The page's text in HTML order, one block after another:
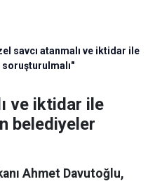
savcı atanmalı ve iktidar ile
ve iktidar ile
belediyeler
Ahmet Davutoğlu,